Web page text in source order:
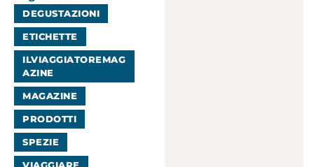
DEGUSTAZIONI
ETICHETTE
ILVIAGGIATOREMAG
AZINE
MAGAZINE
PRODOTTI
SPEZIE